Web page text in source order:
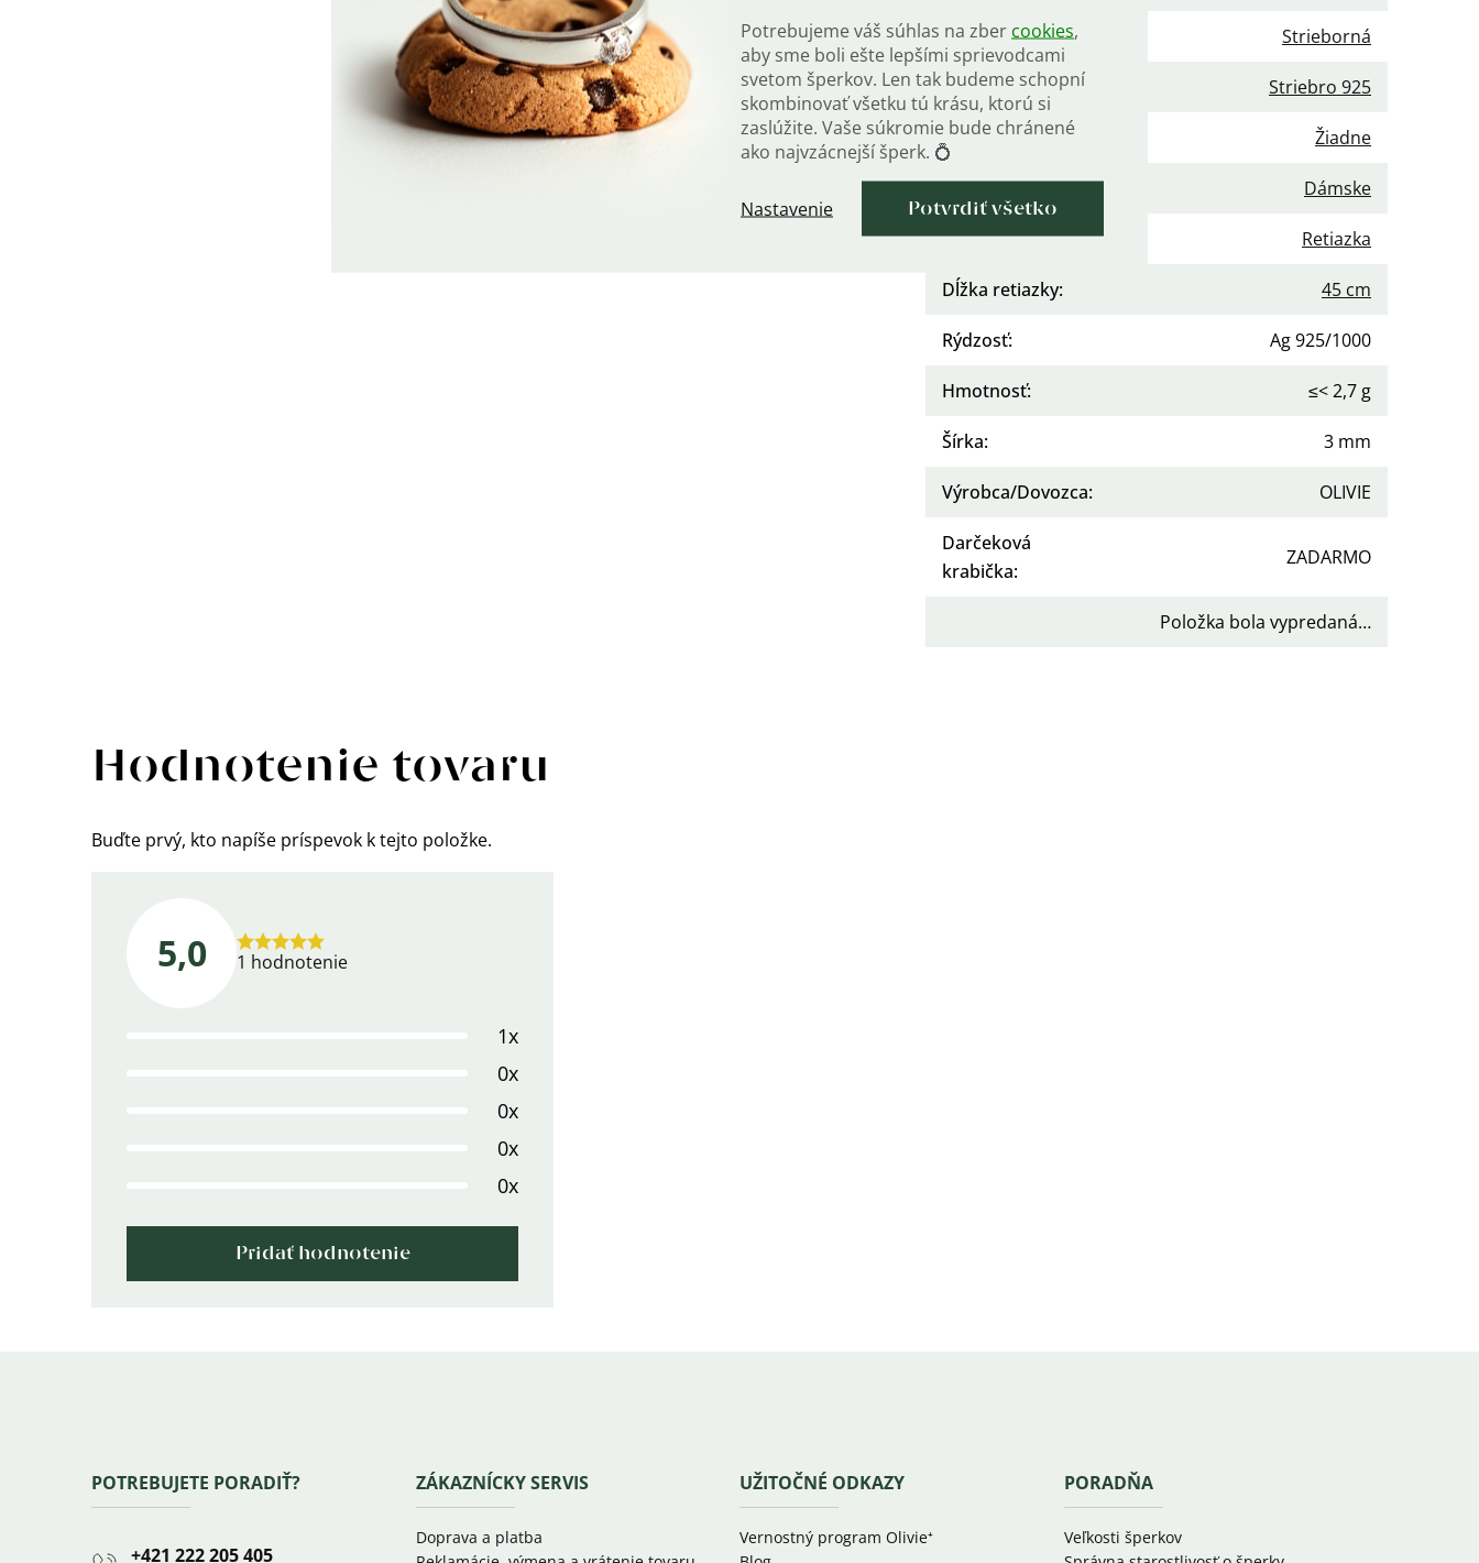
Potrebujeme váš súhlas na zber cookies,
aby sme boli ešte lepšími sprievodcami
svetom šperkov. Len tak budeme schopní
skombinovať všetku tú krásu, ktorú si
zaslúžite. Vaše súkromie bude chránené
ako najvzácnejší šperk. 💍
Nastavenie Potvrdiť všetko
Farba: Strieborná
Materiál: Striebro 925
Osadenie: Žiadne
Určenie: Dámske
Kategória: Retiazka
Dĺžka retiazky: 45 cm
Rýdzosť: Ag 925/1000
Hmotnosť: ≤< 2,7 g
Šírka: 3 mm
Výrobca/Dovozca: OLIVIE
Darčeková
krabička:
ZADARMO
Položka bola vypredaná…
Hodnotenie tovaru
Buďte prvý, kto napíše príspevok k tejto položke.
5,0
Priemerné
1 hodnotenie
1x
0x
0x
0x
0x
Pridať hodnotenie
hodnotení
ZápätiePOTREBUJETE PORADIŤ?
+421 222 205 405
ZÁKAZNÍCKY SERVIS
Doprava a platba
UŽITOČNÉ ODKAZY
Vernostný program Olivie⁺
PORADŇA
Veľkosti šperkov